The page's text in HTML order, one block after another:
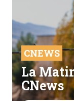
CNEWS
La
CNews